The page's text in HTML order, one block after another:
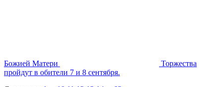
Божией Матери
Торжества
пройдут в обители 7 и 8 сентября.